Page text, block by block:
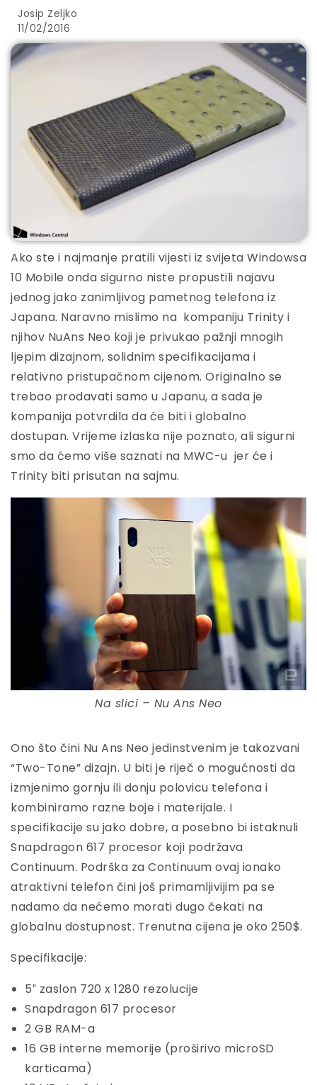
Josip Zeljko
11/02/2016
Ako ste i najmanje pratili vijesti iz svijeta Windowsa
10 Mobile onda sigurno niste propustili najavu
jednog jako zanimljivog pametnog telefona iz
Japana. Naravno mislimo na kompaniju Trinity i
njihov NuAns Neo koji je privukao pažnji mnogih
ljepim dizajnom, solidnim specifikacijama i
relativno pristupačnom cijenom. Originalno se
trebao prodavati samo u Japanu, a sada je
kompanija potvrdila da će biti i globalno
dostupan. Vrijeme izlaska nije poznato, ali sigurni
smo da ćemo više saznati na MWC-u jer će i
Trinity biti prisutan na sajmu.
Na slici – Nu Ans Neo
Ono što čini Nu Ans Neo jedinstvenim je takozvani
“Two-Tone” dizajn. U biti je riječ o mogućnosti da
izmjenimo gornju ili donju polovicu telefona i
kombiniramo razne boje i materijale. I
specifikacije su jako dobre, a posebno bi istaknuli
Snapdragon 617 procesor koji podržava
Continuum. Podrška za Continuum ovaj ionako
atraktivni telefon čini još primamljivijim pa se
nadamo da nećemo morati dugo čekati na
globalnu dostupnost. Trenutna cijena je oko 250$.
Specifikacije:
5″ zaslon 720 x 1280 rezolucije
Snapdragon 617 procesor
2 GB RAM-a
16 GB interne memorije (proširivo microSD
karticama)